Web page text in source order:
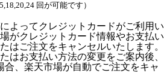
回が可能です）
よってクレジットカードがご利用い
がクレジットカード情報やお支払い
はご注文をキャンセルいたします。
はお支払い方法の変更をご案内後、
合、楽天市場が自動でご注文をキャ